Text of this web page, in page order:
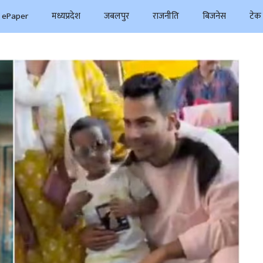
ePaper मध्यप्रदेश जबलपुर राजनीति बिजनेस टेक